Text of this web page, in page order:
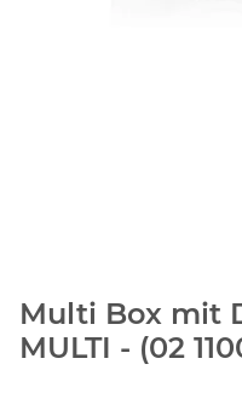
Multi Box mit
MULTI - (02